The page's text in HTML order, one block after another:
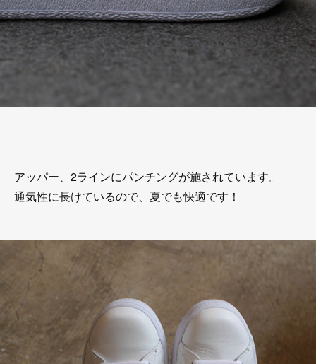
アッパー、2ラインにパンチングが施されています。
通気性に長けているので、夏でも快適です！